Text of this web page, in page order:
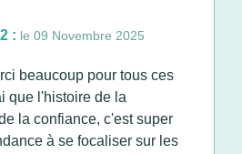
: le 09 Novembre 2025
beaucoup pour tous ces
que l'histoire de la
la confiance, c'est super
à se focaliser sur les